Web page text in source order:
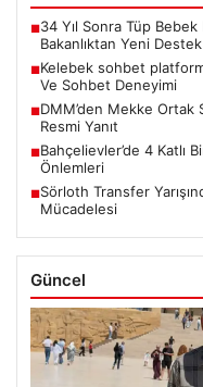
■34 Yıl Sonra Tüp Bebek
Bakanlıktan Yeni Destek
■Kelebek sohbet
Ve Sohbet Deneyimi
■DMM’den Mekke Ortak
Resmi Yanıt
■Bahçelievler’de 4 Katlı
Önlemleri
■Sörloth Transfer
Mücadelesi
Güncel